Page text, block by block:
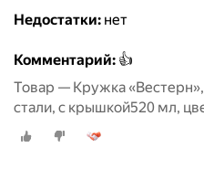
Недостатки: нет
Комментарий: 👍
Товар — Кружка
стали, с крышкой520 мл,